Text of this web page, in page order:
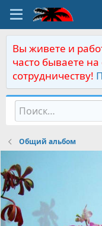
Вы живете и
часто бываете
сотрудничеству!
Общий альбом